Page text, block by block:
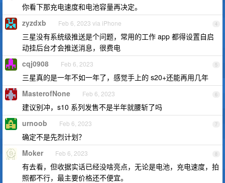
你看下那充电速度和电池容量再决定。
4
zyzdxb Feb 6, 2023 via iPhone
三星没有系统级推送是个问题，常用的工作 app 都得设置自启
动挂后台才会推送消息，很费电
5
cqj0908 Feb 6, 2023
三星真的是一年不如一年了，感觉手上的 s20+还能再用几年
6
MasterofNone Feb 6, 2023
建议别冲，s10 系列发售不是半年就腰斩了吗
7
urnoob Feb 6, 2023
确定不是先烈计划？
8
Moker Feb 6, 2023
有去看，但收据实话已经没啥亮点，无论是电池，充电速度，拍
照都不行，最主要价格还不便宜。